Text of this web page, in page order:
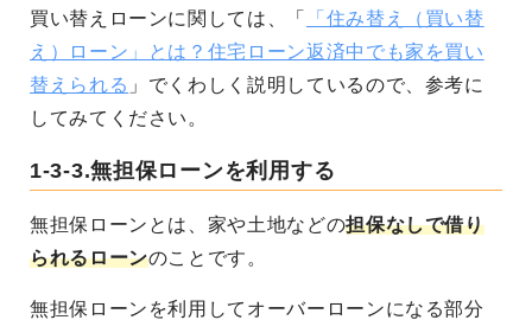
買い替えローンに関しては、「
「住み替え（買い替
え）ローン」とは？住宅ローン返済中でも家を買い
替えられる 」でくわしく説明しているので、参考に
してみてください。
1-3-3.無担保ローンを利用する
無担保ローンとは、家や土地などの担保なしで借り
られるローンのことです。
無担保ローンを利用してオーバーローンになる部分